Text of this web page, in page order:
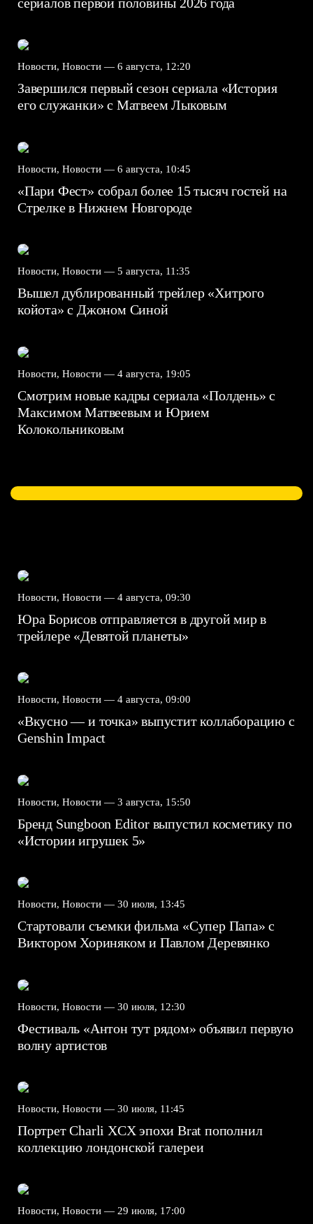
Новости, Новости — 6 августа, 12:20
Завершился первый сезон сериала «История
его служанки» с Матвеем Лыковым
Новости, Новости — 6 августа, 10:45
«Пари Фест» собрал более 15 тысяч гостей на
Стрелке в Нижнем Новгороде
Новости, Новости — 5 августа, 11:35
Вышел дублированный трейлер «Хитрого
койота» с Джоном Синой
Новости, Новости — 4 августа, 19:05
Смотрим новые кадры сериала «Полдень» с
Максимом Матвеевым и Юрием
Колокольниковым
Новости, Новости — 4 августа, 09:30
Юра Борисов отправляется в другой мир в
трейлере «Девятой планеты»
Новости, Новости — 4 августа, 09:00
«Вкусно — и точка» выпустит коллаборацию с
Genshin Impact⁠⁠
Новости, Новости — 3 августа, 15:50
Бренд Sungboon Editor выпустил косметику по
«Истории игрушек 5»
Новости, Новости — 30 июля, 13:45
Стартовали съемки фильма «Супер Папа» с
Виктором Хориняком и Павлом Деревянко
Новости, Новости — 30 июля, 12:30
Фестиваль «Антон тут рядом» объявил первую
волну артистов
Новости, Новости — 30 июля, 11:45
Портрет Charli XCX эпохи Brat пополнил
коллекцию лондонской галереи
Новости, Новости — 29 июля, 17:00